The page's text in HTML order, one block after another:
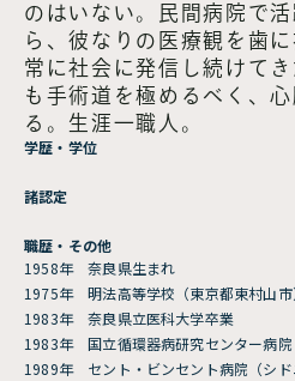
医の証 第63話
2013.08.01
第62話
【監修：Dr.南淵明
【監修：Dr.南淵明
医の証 第61話
2013.08.01
第60話
のはいない。民間病院で
ら、彼なりの医療観を歯
常に社会に発信し続けて
も手術道を極めるべく、
る。生涯一職人。
学歴・学位
諸認定
職歴・その他
1958年 奈良県生まれ
1975年 明法高等学校（東京都東村山市
1983年 奈良県立医科大学卒業
1983年 国立循環器病研究センター病院
1989年 セント・ビンセント病院（シド